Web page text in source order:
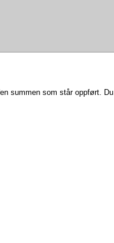
summen som står oppført. Du